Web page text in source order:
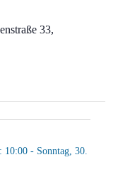
33,
10:00- Sonntag, 30.